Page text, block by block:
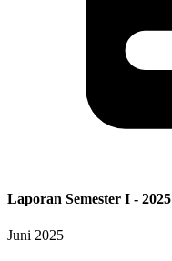
Laporan Semester I - 2025
Juni 2025